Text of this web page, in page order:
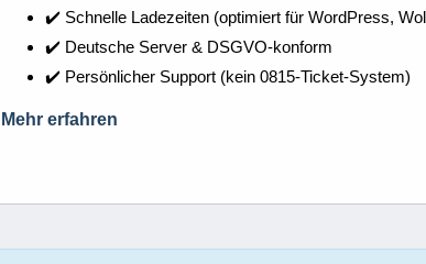
✔️ Schnelle Ladezeiten (optimiert für WordPress,
✔️ Deutsche Server & DSGVO-konform
✔️ Persönlicher Support (kein 0815-Ticket-System)
Mehr erfahren